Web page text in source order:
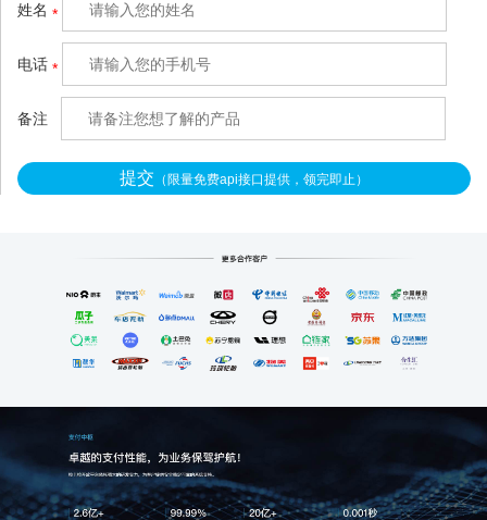
轻量化适配，不用复杂的系
统改造，3秒就能把混在一
姓名 *
电话 *
备注
提交 （限量免费api接口提供，领完即止）